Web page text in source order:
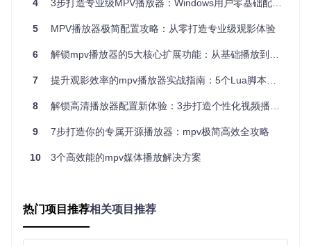
部门。
资源支持层：包括fonts/、shaders/和icc/目录，提供字
持。
MPV配置系统架构示意图，展示了核心配置层、功能模块层和
资源支持层的协同工作方式。播放器优化配置技巧
这种架构的优势在于模块化设计带来的灵活性——你可以根据
需求启用或禁用特定模块，而不会影响整个系统的稳定性。同
户也能快速定位和调整设置。
准备阶段：环境搭建与配置获取
首先确保你的系统已安装MPV播放器（建议版本≥v0.34.0）。
4 3步打造专业级MPV播放器：Windows用户零基础配置指南
5 MPV播放器极简配置攻略：从零打造专业级观影体验
6 解锁mpv播放器的5大核心扩展功能：从基础播放到专业观影的进阶指南
7 提升观影效率的mpv播放器实战指南：5个Lua脚本让你的视频体验升级
8 解锁高清播放器配置新体验：3步打造个性化视频播放系统
9 7步打造你的专属开源播放器：mpv极简高效全攻略
10 3个高效能的mpv媒体播放解决方案
热门项目推荐相关项目推荐